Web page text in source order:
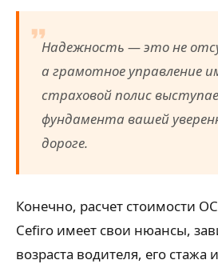
Надежность — это не
а грамотное управление
страховой полис
фундамента вашей
дороге.
Конечно, расчет стоимости
Cefiro имеет свои нюансы,
возраста водителя, его стажа